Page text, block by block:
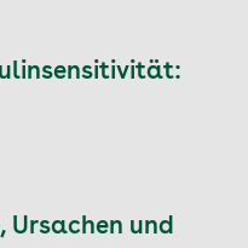
Ursachen und